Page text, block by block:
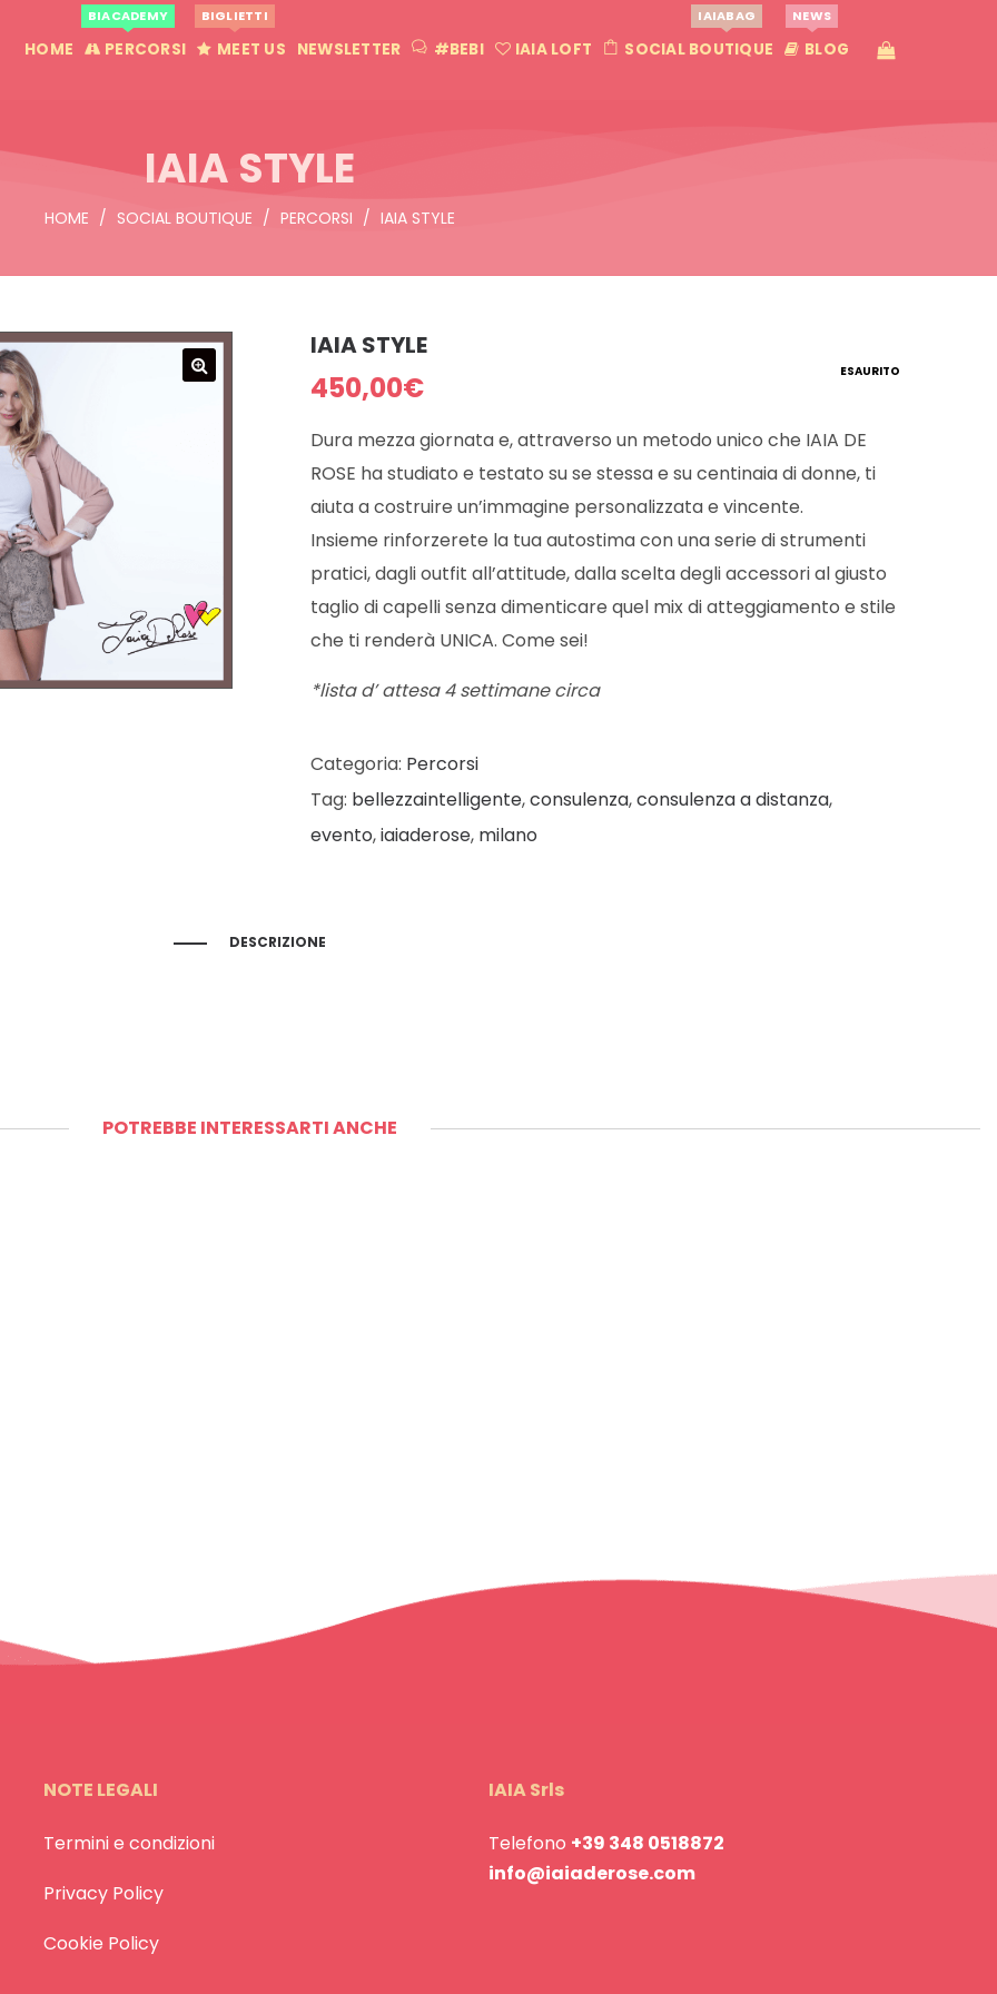
HOME PERCORSI
BIACADEMY
MEET US
BIGLIETTI
NEWSLETTER #BEBI IAIA LOFT SOCIAL BOUTIQUE
IAIABAG
BLOG
NEWS
IAIA STYLE
HOME / SOCIAL BOUTIQUE / PERCORSI / IAIA STYLE
IAIA STYLE
ESAURITO
450,00€
Dura mezza giornata e, attraverso un metodo unico che IAIA DE
ROSE ha studiato e testato su se stessa e su centinaia di donne, ti
aiuta a costruire un’immagine personalizzata e vincente.
Insieme rinforzerete la tua autostima con una serie di strumenti
pratici, dagli outfit all’attitude, dalla scelta degli accessori al giusto
taglio di capelli senza dimenticare quel mix di atteggiamento e stile
che ti renderà UNICA. Come sei!
*lista d’ attesa 4 settimane circa
Categoria: Percorsi
Tag: bellezzaintelligente,consulenza,consulenza a distanza,
evento,iaiaderose, milano
DESCRIZIONE
POTREBBE INTERESSARTI ANCHE
NOTE LEGALI
Termini e condizioni
Privacy Policy
Cookie Policy
IAIA Srls
Telefono +39 348 0518872
info@iaiaderose.com